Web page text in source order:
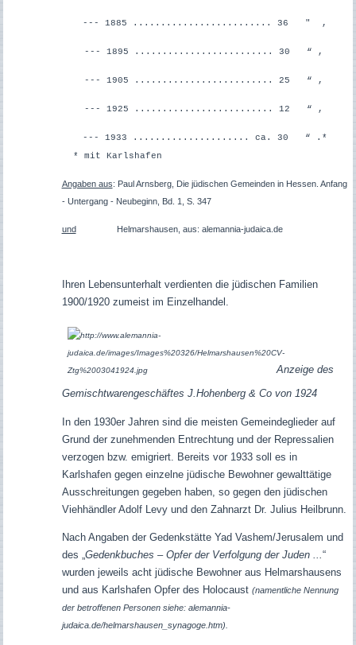
--- 1885 ......................... 36 " ,
--- 1895 ......................... 30 “ ,
--- 1905 ......................... 25 “ ,
--- 1925 ......................... 12 “ ,
--- 1933 ..................... ca. 30 “ .*
* mit Karlshafen
Angaben aus: Paul Arnsberg, Die jüdischen Gemeinden in Hessen. Anfang
- Untergang - Neubeginn, Bd. 1, S. 347
undHelmarshausen, aus: alemannia-judaica.de
Ihren Lebensunterhalt verdienten die jüdischen Familien
1900/1920 zumeist im Einzelhandel.
Anzeige des
Gemischtwarengeschäftes J.Hohenberg & Co von 1924
In den 1930er Jahren sind die meisten Gemeindeglieder auf
Grund der zunehmenden Entrechtung und der Repressalien
verzogen bzw. emigriert. Bereits vor 1933 soll es in
Karlshafen gegen einzelne jüdische Bewohner gewalttätige
Ausschreitungen gegeben haben, so gegen den jüdischen
Viehhändler Adolf Levy und den Zahnarzt Dr. Julius Heilbrunn.
Nach Angaben der Gedenkstätte Yad Vashem/Jerusalem und
des „ Gedenkbuches – Opfer der Verfolgung der Juden ... “
wurden jeweils acht jüdische Bewohner aus Helmarshausens
und aus Karlshafen Opfer des Holocaust (namentliche Nennung
der betroffenen Personen siehe: alemannia-
judaica.de/helmarshausen_synagoge.htm).